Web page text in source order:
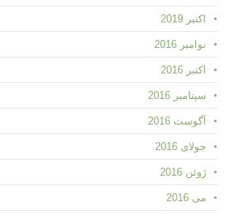
اکتبر 2019
نوامبر 2016
اکتبر 2016
سپتامبر 2016
آگوست 2016
جولای 2016
ژوئن 2016
می 2016